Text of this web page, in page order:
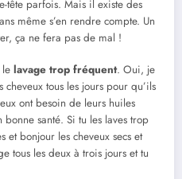
tête parfois. Mais il existe des
même s’en rendre compte. Un
ça ne fera pas de mal !
lavage trop fréquent. Oui, je
tous les jours pour qu’ils
ont besoin de leurs huiles
santé. Si tu les laves trop
et bonjour les cheveux secs et
tous les deux à trois jours et tu